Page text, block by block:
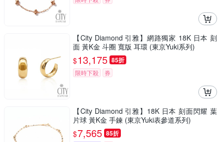
【City Diamond 引雅】網路獨家 18K 日本 刻
面 黃K金 斗圈 寬版 耳環 (東京Yuki系列)
$13,175 85折
限時下殺 券
【City Diamond 引雅】18K 日本 刻面閃耀 葉
片球 黃K金 手鍊 (東京Yuki表參道系列)
$7,565 85折